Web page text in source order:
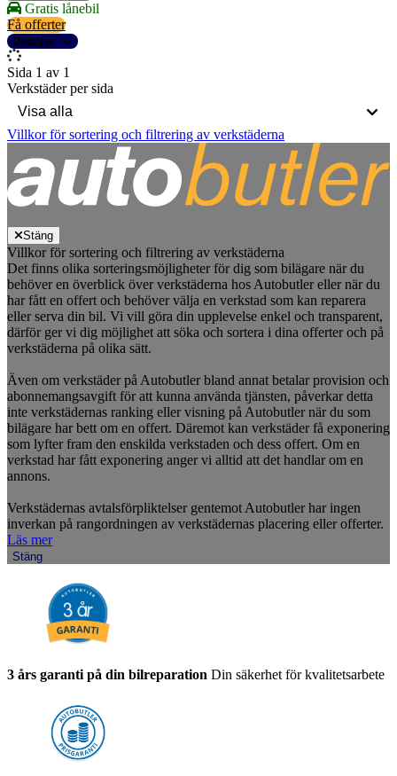
Gratis lånebil
Få offerter
Detaljer
Sida 1 av 1
Verkstäder per sida
Villkor för sortering och filtrering av verkstäderna
Stäng
Villkor för sortering och filtrering av verkstäderna
Det finns olika sorteringsmöjligheter för dig som bilägare när du
behöver en överblick över verkstäderna hos Autobutler eller när du
har fått en offert och behöver välja en verkstad som kan reparera
eller serva din bil. Vi vill göra din upplevelse enkel och transparent,
därför ger vi dig möjlighet att söka och sortera i dina offerter och på
verkstäderna på olika sätt.
Även om verkstäder på Autobutler bland annat betalar provision och
abonnemangsavgift för att kunna använda tjänsten, påverkar detta
inte verkstädernas ranking eller visning på Autobutler när du som
bilägare har bett om en offert. Däremot kan verkstäder få exponering
som lyfter fram den enskilda verkstaden och dess offert. Om en
verkstad har fått exponering anger vi alltid att det handlar om en
annons.
Verkstädernas avtalsförpliktelser gentemot Autobutler har ingen
inverkan på rangordningen av verkstädernas placering eller offerter.
Läs mer
Stäng
3 års garanti på din bilreparation Din säkerhet för kvalitetsarbete